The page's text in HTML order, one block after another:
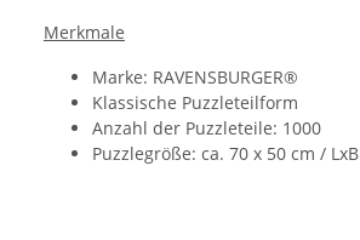
Merkmale
Marke: RAVENSBURGER®
Klassische Puzzleteilform
Anzahl der Puzzleteile: 1000
Puzzlegröße: ca. 70 x 50 cm / LxB